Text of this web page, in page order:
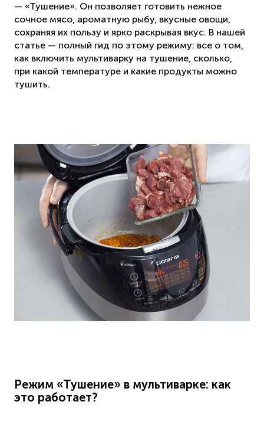
— «Тушение». Он позволяет готовить нежное
сочное мясо, ароматную рыбу, вкусные овощи,
сохраняя их пользу и ярко раскрывая вкус. В нашей
статье — полный гид по этому режиму: все о том,
как включить мультиварку на тушение, сколько,
при какой температуре и какие продукты можно
тушить.
Режим «Тушение» в мультиварке: как
это работает?